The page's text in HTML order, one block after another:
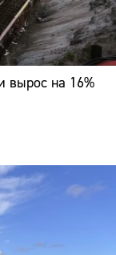
вырос на 16%